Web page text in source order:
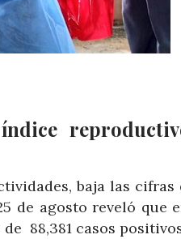
baja las cifras
de agosto reveló que
88,381 casos